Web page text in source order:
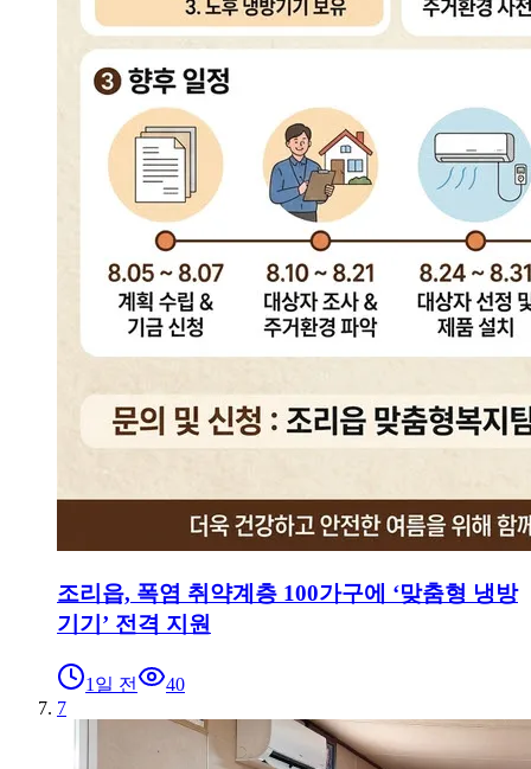
조리읍, 폭염 취약계층 100가구에 ‘맞춤형 냉방
기기’ 전격 지원
1일 전
40
7